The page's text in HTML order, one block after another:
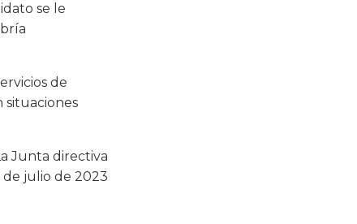
se le
de
situaciones
Junta directiva
de julio de 2023